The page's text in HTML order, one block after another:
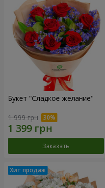
Букет "Сладкое желание"
1 999 грн
Заказать